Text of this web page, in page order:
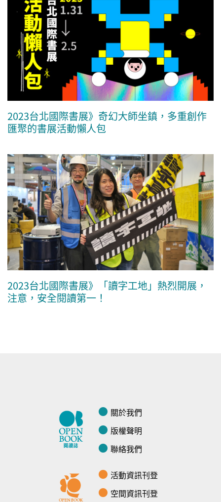
2023台北國際書展》奇幻大師坐鎮，多重創作
匯聚的書展活動懶人包
2023台北國際書展》「讀字工地」熱烈開展，
注意，安全閱讀第一！
關於我們
版權聲明
聯絡我們
活動資訊刊登
空間資訊刊登